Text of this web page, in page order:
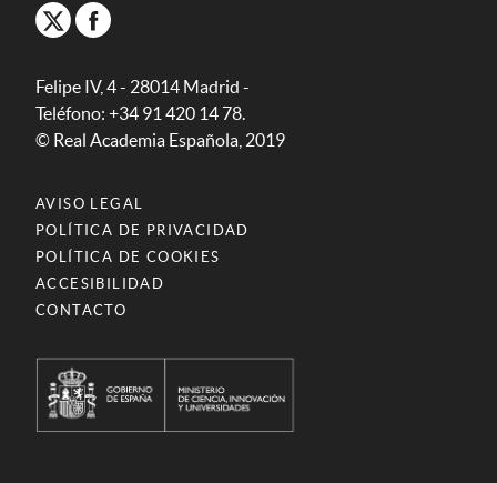
Felipe IV, 4 - 28014 Madrid -
Teléfono: +34 91 420 14 78.
© Real Academia Española, 2019
AVISO LEGAL
POLÍTICA DE PRIVACIDAD
POLÍTICA DE COOKIES
ACCESIBILIDAD
CONTACTO